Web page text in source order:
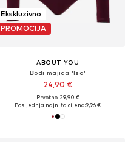
Ekskluzivno
PROMOCIJA
ABOUT YOU
Bodi majica 'Isa'
24,90 €
Prvotno: 29,90 €
Posljednja najniža cijena:9,96 €